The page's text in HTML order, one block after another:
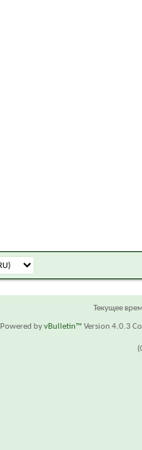
Текущее
Powered byvBulletin™ Version 4.0.3